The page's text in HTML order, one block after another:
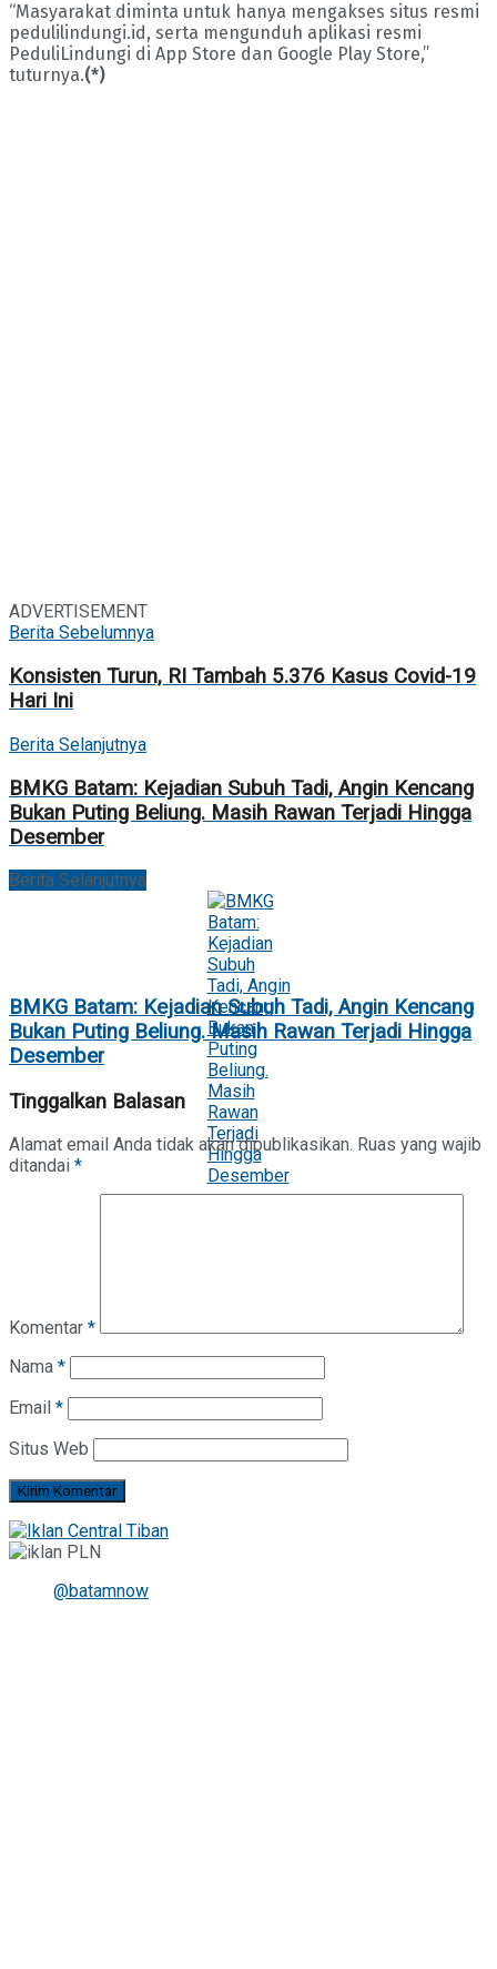
“Masyarakat diminta untuk hanya mengakses situs resmi
pedulilindungi.id, serta mengunduh aplikasi resmi
PeduliLindungi di App Store dan Google Play Store,”
tuturnya.(*)
ADVERTISEMENT
Berita Sebelumnya
Konsisten Turun, RI Tambah 5.376 Kasus Covid-19
Hari Ini
Berita Selanjutnya
BMKG Batam: Kejadian Subuh Tadi, Angin Kencang
Bukan Puting Beliung. Masih Rawan Terjadi Hingga
Desember
Berita Selanjutnya
BMKG Batam: Kejadian Subuh Tadi, Angin Kencang
Bukan Puting Beliung. Masih Rawan Terjadi Hingga
Desember
Tinggalkan Balasan
Alamat email Anda tidak akan dipublikasikan. Ruas yang wajib
ditandai *
Komentar *
Nama *
Email *
Situs Web
@batamnow